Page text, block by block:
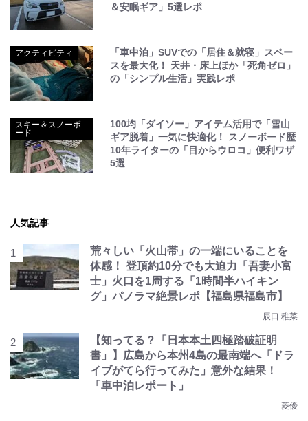
＆安眠ギア」5選レポ
アクティビティ
「車中泊」SUVでの「居住＆就寝」スペー
スを最大化！ 天井・床上ほか「死角ゼロ」
の「シンプル生活」実践レポ
スキー＆スノーボ
ード
100均「ダイソー」アイテム活用で「雪山
ギア脱着」一気に快適化！ スノーボード歴
10年ライターの「目からウロコ」便利ワザ
5選
人気記事
荒々しい「火山帯」の一端にいることを
体感！ 登頂約10分でも大迫力「吾妻小富
士」火口を1周する「1時間半ハイキン
グ」パノラマ絶景レポ【福島県福島市】
辰口 稚菜
【知ってる？「日本本土四極踏破証明
書」】広島から本州4島の最南端へ「ドラ
イブがてら行ってみた」意外な結果！
「車中泊レポート」
菱優